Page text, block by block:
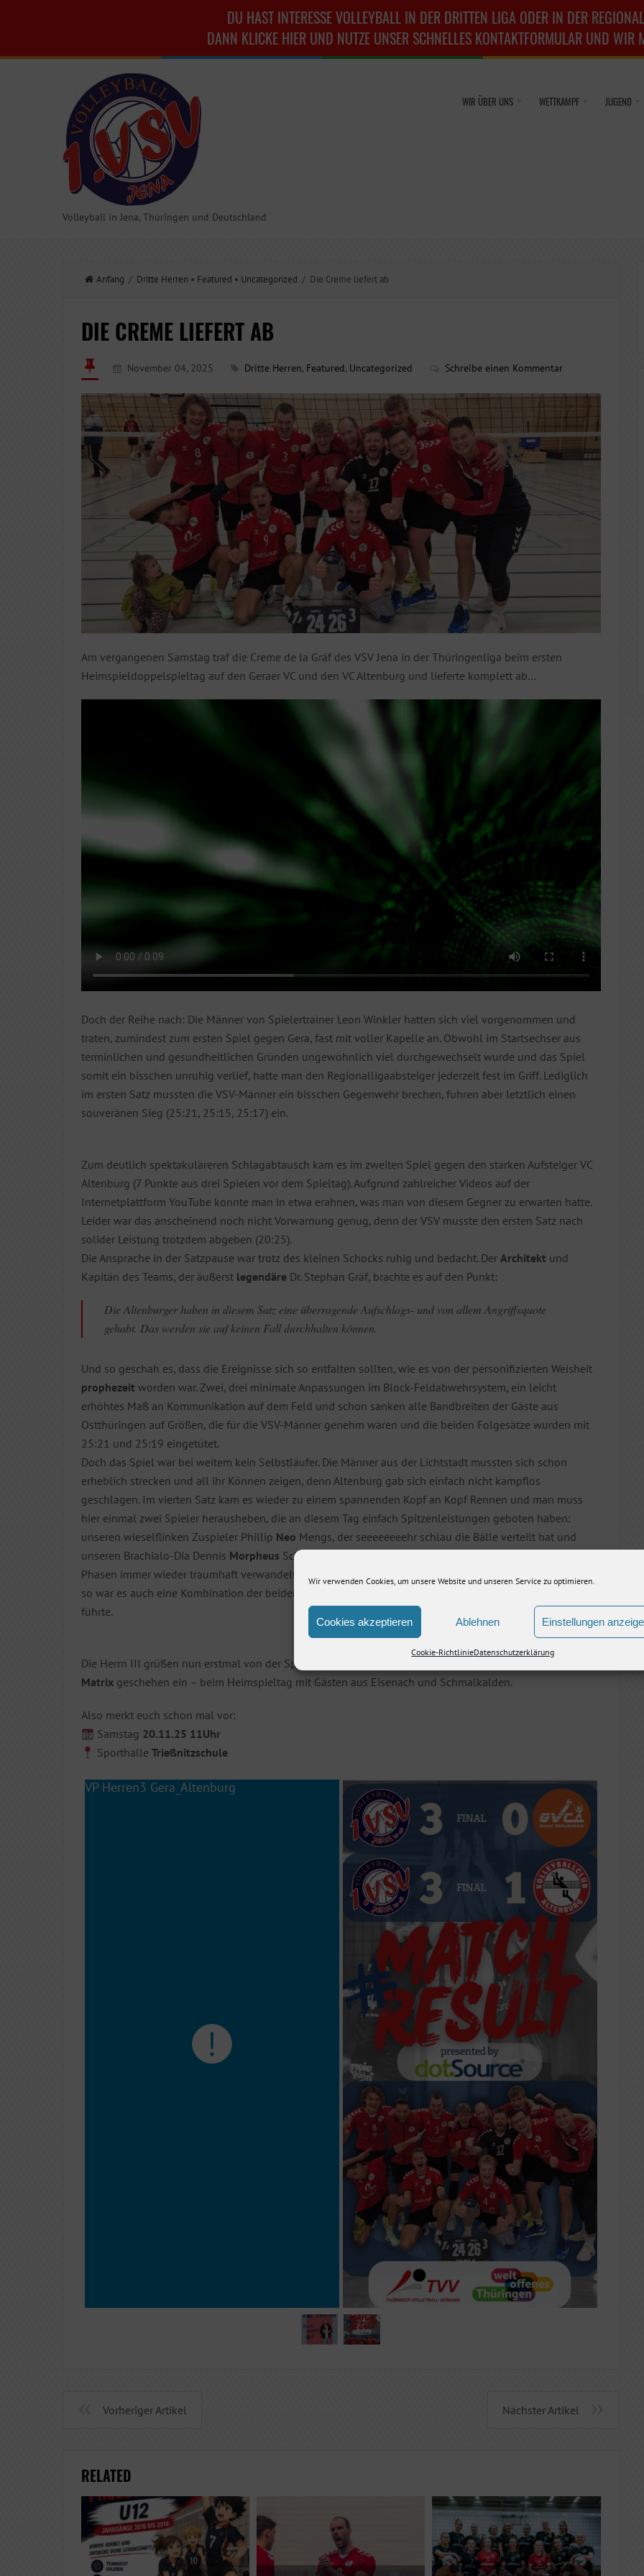
Wir verwenden Cookies, um unsere Website und unseren Service zu optimieren.
Cookies akzeptieren Ablehnen Einstellungen
Cookie-RichtlinieDatenschutzerklärung
DU HAST INTERESSE VOLLEYBALL IN DER DRITTEN LIGA ODER IN DER
DANN KLICKE HIER UND NUTZE UNSER SCHNELLES KONTAKTFORMULAR UND WIR
Volleyball in Jena, Thüringen und Deutschland
WIR ÜBER UNS WETTKAMPF JUGEND
Anfang / Dritte Herren • Featured • Uncategorized / Die Creme liefert ab
DIE CREME LIEFERT AB
November 04, 2025 Dritte Herren, Featured, Uncategorized Schreibe einen Kommentar
Am vergangenen Samstag traf die Creme de la Gräf des VSV Jena in der Thüringenliga beim ersten
Heimspieldoppelspieltag auf den Geraer VC und den VC Altenburg und lieferte komplett ab…
Doch der Reihe nach: Die Männer von Spielertrainer Leon Winkler hatten sich viel vorgenommen und
traten, zumindest zum ersten Spiel gegen Gera, fast mit voller Kapelle an. Obwohl im Startsechser aus
terminlichen und gesundheitlichen Gründen ungewöhnlich viel durchgewechselt wurde und das Spiel
somit ein bisschen unruhig verlief, hatte man den Regionalligaabsteiger jederzeit fest im Griff. Lediglich
im ersten Satz mussten die VSV-Männer ein bisschen Gegenwehr brechen, fuhren aber letztlich einen
souveränen Sieg (25:21, 25:15, 25:17) ein.
Zum deutlich spektakuläreren Schlagabtausch kam es im zweiten Spiel gegen den starken Aufsteiger VC
Altenburg (7 Punkte aus drei Spielen vor dem Spieltag). Aufgrund zahlreicher Videos auf der
Internetplattform YouTube konnte man in etwa erahnen, was man von diesem Gegner zu erwarten hatte.
Leider war das anscheinend noch nicht Vorwarnung genug, denn der VSV musste den ersten Satz nach
solider Leistung trotzdem abgeben (20:25).
Die Ansprache in der Satzpause war trotz des kleinen Schocks ruhig und bedacht. Der Architekt und
Kapitän des Teams, der äußerst legendäre Dr. Stephan Gräf, brachte es auf den Punkt:
Die Altenburger haben in diesem Satz eine überragende Aufschlags- und von allem Angriffsquote
gehabt. Das werden sie auf keinen Fall durchhalten können.
Und so geschah es, dass die Ereignisse sich so entfalten sollten, wie es von der personifizierten Weisheit
prophezeit worden war. Zwei, drei minimale Anpassungen im Block-Feldabwehrsystem, ein leicht
erhöhtes Maß an Kommunikation auf dem Feld und schon sanken alle Bandbreiten der Gäste aus
Ostthüringen auf Größen, die für die VSV-Männer genehm waren und die beiden Folgesätze wurden mit
25:21 und 25:19 eingetütet.
Doch das Spiel war bei weitem kein Selbstläufer. Die Männer aus der Lichtstadt mussten sich schon
erheblich strecken und all ihr Können zeigen, denn Altenburg gab sich einfach nicht kampflos
geschlagen. Im vierten Satz kam es wieder zu einem spannenden Kopf an Kopf Rennen und man muss
hier einmal zwei Spieler herausheben, die an diesem Tag einfach Spitzenleistungen geboten haben:
unseren wieselflinken Zuspieler Phillip Neo Mengs, der seeeeeeeehr schlau die Bälle verteilt hat und
unseren Brachialo-Dia Dennis Morpheus Schulze (zweifacher Gold-MVP), der in den entscheidenden
Phasen immer wieder traumhaft verwandelt und dem Team so entscheidende Sicherheit gegeben hat –
so war es auch eine Kombination der beiden, die letztlich zum 26:24 und dem umjubelten 3:1 Sieg
führte.
Die Herrn III grüßen nun erstmal von der Spitze der Tabelle und greifen am 22.11.2025 erst wieder ins
Matrix geschehen ein – beim Heimspieltag mit Gästen aus Eisenach und Schmalkalden.
Also merkt euch schon mal vor:
Samstag 20.11.25 11Uhr
SporthalleTrießnitzschule
Vorheriger Artikel Nächster Artikel
RELATED